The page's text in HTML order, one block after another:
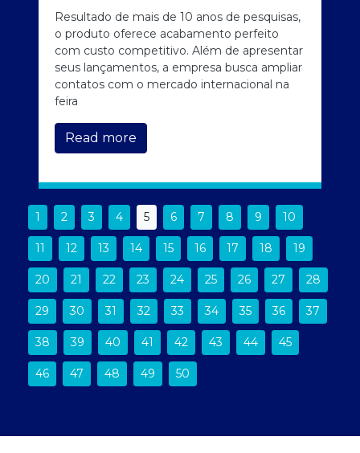
Resultado de mais de 10 anos de pesquisas,
o produto oferece acabamento perfeito
com custo competitivo. Além de apresentar
seus lançamentos, a empresa busca ampliar
contatos com o mercado internacional na
feira
Read more
1 2 3 4 5 6 7 8 9 10
11 12 13 14 15 16 17 18 19
20 21 22 23 24 25 26 27 28
29 30 31 32 33 34 35 36 37
38 39 40 41 42 43 44 45
46 47 48 49 50